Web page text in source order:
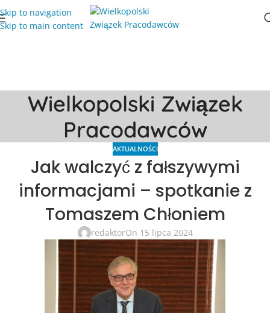
Skip to navigation
Skip to main content
Wielkopolski Związek
Pracodawców
AKTUALNOŚCI
Jak walczyć z fałszywymi
informacjami – spotkanie z
Tomaszem Chłoniem
redaktorOn 15 lipca 2024